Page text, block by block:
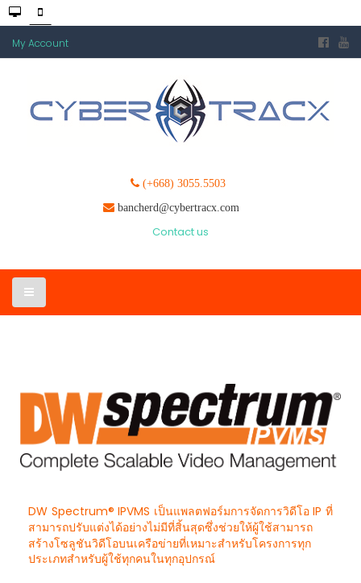
My Account
(+668) 3055.5503
bancherd@cybertracx.com
Contact us
DW Spectrum® IPVMS เป็นแพลตฟอร์มการจัดการวิดีโอ IP ที่
สามารถปรับแต่งได้อย่างไม่มีที่สิ้นสุดซึ่งช่วยให้ผู้ใช้สามารถ
สร้างโซลูชันวิดีโอบนเครือข่ายที่เหมาะสำหรับโครงการทุก
ประเภทสำหรับผู้ใช้ทุกคนในทุกอุปกรณ์